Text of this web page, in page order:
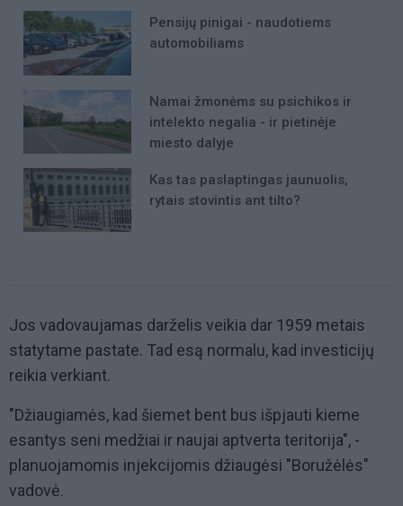
Pensijų pinigai - naudotiems
automobiliams
Namai žmonėms su psichikos ir
intelekto negalia - ir pietinėje
miesto dalyje
Kas tas paslaptingas jaunuolis,
rytais stovintis ant tilto?
Jos vadovaujamas darželis veikia dar 1959 metais
statytame pastate. Tad esą normalu, kad investicijų
reikia verkiant.
"Džiaugiamės, kad šiemet bent bus išpjauti kieme
esantys seni medžiai ir naujai aptverta teritorija", -
planuojamomis injekcijomis džiaugėsi "Boružėlės"
vadovė.